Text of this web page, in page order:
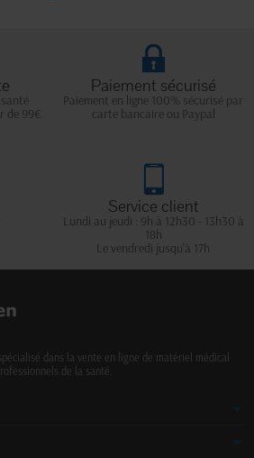
santé
de 99€
Paiement sécurisé
Paiement en ligne 100% sécurisé par
carte bancaire ou Paypal
Service client
Lundi au jeudi : 9h à 12h30 - 13h30 à
18h
Le vendredi jusqu'à 17h
dans la vente en ligne de matériel médical
de la santé.